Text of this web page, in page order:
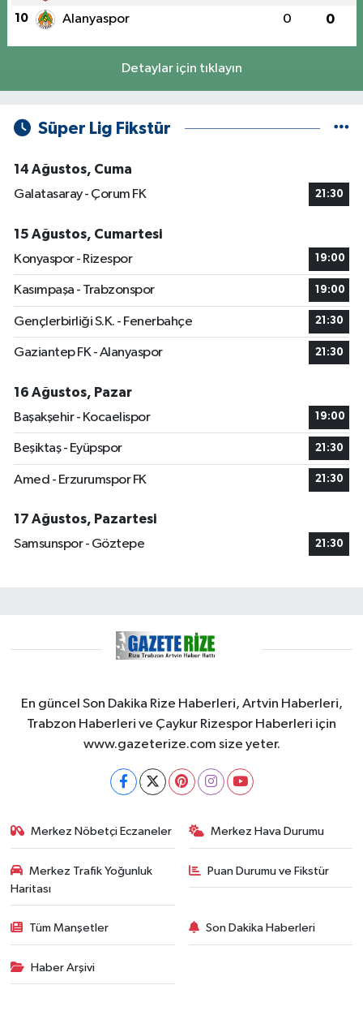
10 Alanyaspor 0 0
Detaylar için tıklayın
Süper Lig Fikstür
14 Ağustos, Cuma
Galatasaray - Çorum FK
21:30
15 Ağustos, Cumartesi
Konyaspor - Rizespor
19:00
Kasımpaşa - Trabzonspor 19:00
Gençlerbirliği S.K. - Fenerbahçe 21:30
Gaziantep FK - Alanyaspor 21:30
16 Ağustos, Pazar
Başakşehir - Kocaelispor
19:00
Beşiktaş - Eyüpspor 21:30
Amed - Erzurumspor FK 21:30
17 Ağustos, Pazartesi
Samsunspor - Göztepe
21:30
En güncel Son Dakika Rize Haberleri, Artvin Haberleri,
Trabzon Haberleri ve Çaykur Rizespor Haberleri için
www.gazeterize.com size yeter.
Merkez Nöbetçi Eczaneler Merkez Hava Durumu
Merkez Trafik Yoğunluk
Haritası
Puan Durumu ve Fikstür
Tüm Manşetler Son Dakika Haberleri
Haber Arşivi